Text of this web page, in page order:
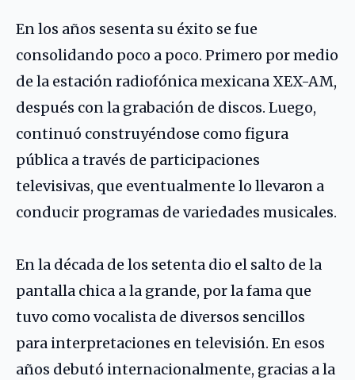
En los años sesenta su éxito se fue
consolidando poco a poco. Primero por medio
de la estación radiofónica mexicana XEX-AM,
después con la grabación de discos. Luego,
continuó construyéndose como figura
pública a través de participaciones
televisivas, que eventualmente lo llevaron a
conducir programas de variedades musicales.
En la década de los setenta dio el salto de la
pantalla chica a la grande, por la fama que
tuvo como vocalista de diversos sencillos
para interpretaciones en televisión. En esos
años debutó internacionalmente, gracias a la